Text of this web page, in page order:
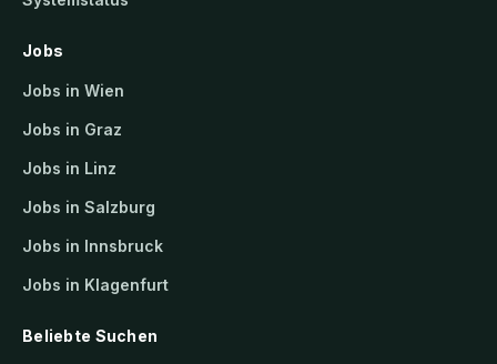
Jobs
Jobs in Wien
Jobs in Graz
Jobs in Linz
Jobs in Salzburg
Jobs in Innsbruck
Jobs in Klagenfurt
Beliebte Suchen